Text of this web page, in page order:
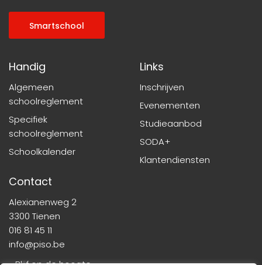
Smartschool
Handig
Algemeen
schoolreglement
Specifiek
schoolreglement
Schoolkalender
Links
Inschrijven
Evenementen
Studieaanbod
SODA+
Klantendiensten
Contact
Alexianenweg 2
3300 Tienen
016 81 45 11
info@piso.be